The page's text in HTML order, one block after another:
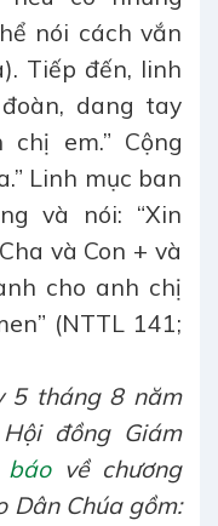
nói cách vắn
Tiếp đến, linh
dang tay
chị em.” Cộng
Linh mục ban
và nói: “Xin
và Con + và
cho anh chị
(NTTL 141;
5 tháng 8 năm
đồng Giám
báovề chương
Dân Chúa gồm: